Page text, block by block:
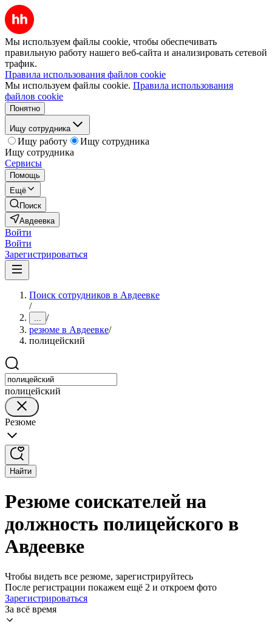
Мы используем файлы cookie, чтобы обеспечивать
правильную работу нашего веб-сайта и анализировать сетевой
трафик.
Правила использования файлов cookie
Мы используем файлы cookie. Правила использования
файлов cookie
Понятно
Ищу сотрудника
Ищу работу
Ищу сотрудника
Ищу сотрудника
Сервисы
Помощь
Ещё
Поиск
Авдеевка
Войти
Войти
Зарегистрироваться
Поиск сотрудников в Авдеевке
/
... /
резюме в Авдеевке/
полицейский
полицейский
Резюме
Найти
Резюме соискателей на
должность полицейского в
Авдеевке
Чтобы видеть все резюме, зарегистрируйтесь
После регистрации покажем ещё 2 и откроем фото
Зарегистрироваться
За всё время